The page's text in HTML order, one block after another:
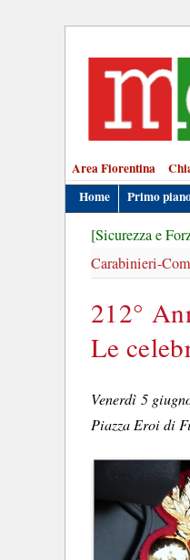
Area Fiorentina
Home
Primo
[Sicurezza e
Carabinieri-
212°
Le
Venerdì 5
Piazza Eroi di